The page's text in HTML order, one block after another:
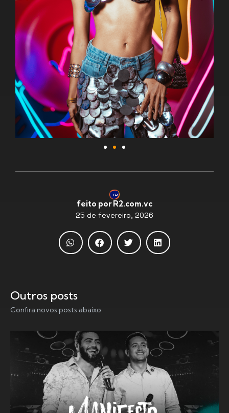
feito por R2.com.vc
25 de fevereiro, 2026
Outros posts
Confira novos posts abaixo